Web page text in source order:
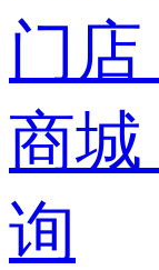
门店
商城
询